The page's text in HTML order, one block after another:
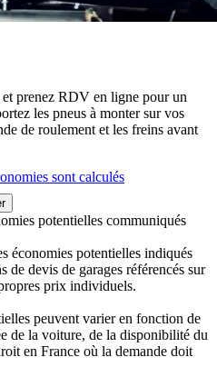
et prenez RDV en ligne pour un
les pneus à monter sur vos
de roulement et les freins avant
sont calculés
potentielles communiqués
économies potentielles indiqués
de devis de garages référencés sur
prix individuels.
peuvent varier en fonction de
de la voiture, de la disponibilité du
en France où la demande doit